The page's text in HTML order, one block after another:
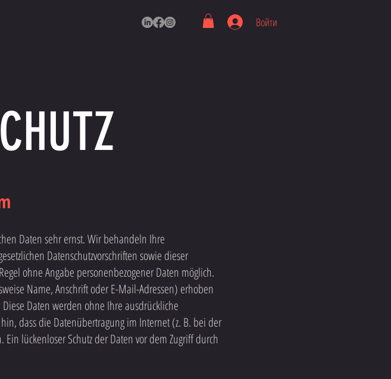
Войти
Daten sehr ernst. Wir behandeln Ihre
Datenschutzvorschriften sowie dieser
ohne Angabe personenbezogener Daten möglich.
Name, Anschrift oder E-Mail-Adressen) erhoben
Daten werden ohne Ihre ausdrückliche
dass die Datenübertragung im Internet (z. B. bei der
lückenloser Schutz der Daten vor dem Zugriff durch